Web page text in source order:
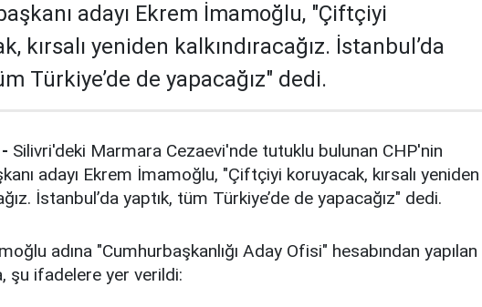
adayı Ekrem İmamoğlu, "Çiftçiyi
kırsalı yeniden kalkındıracağız. İstanbul’da
Türkiye’de de yapacağız" dedi.
Silivri'deki Marmara Cezaevi'nde tutuklu bulunan CHP'nin
adayı Ekrem İmamoğlu, "Çiftçiyi koruyacak, kırsalı yeniden
İstanbul’da yaptık, tüm Türkiye’de de yapacağız" dedi.
adına "Cumhurbaşkanlığı Aday Ofisi" hesabından yapılan
şu ifadelere yer verildi: